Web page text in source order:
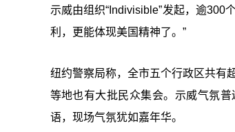
示威由组织“Indivisible”发起，逾300
利，更能体现美国精神了。 ”
纽约警察局称，全市五个行政区共有
等地也有大批民众集会。示威气氛
语，现场气氛犹如嘉年华。